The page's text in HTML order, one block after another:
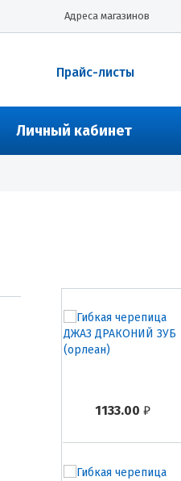
Адреса магазинов
Прайс-листы
Личный кабинет
1133.00 ₽